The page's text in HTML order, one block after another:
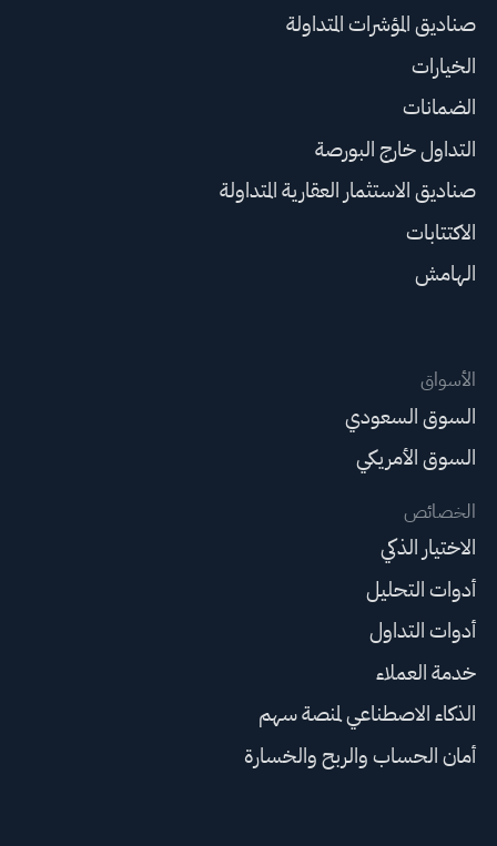
صناديق المؤشرات المتداولة
الخيارات
الضمانات
التداول خارج البورصة
صناديق الاستثمار العقارية المتداولة
الاكتتابات
الهامش
الأسواق
السوق السعودي
السوق الأمريكي
الخصائص
الاختيار الذكي
أدوات التحليل
أدوات التداول
خدمة العملاء
الذكاء الاصطناعي لمنصة سهم
أمان الحساب والربح والخسارة